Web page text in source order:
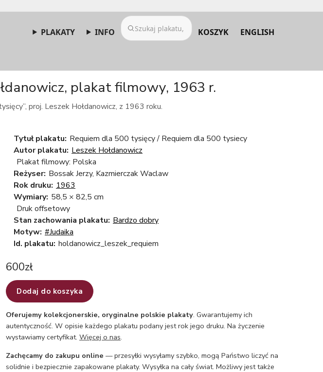
PLAKATY INFO KOSZYK ENGLISH
plakat filmowy, 1963 r.
proj. Leszek Hołdanowicz, z 1963 roku.
Tytuł plakatu: Requiem dla 500 tysięcy / Requiem dla 500 tysiecy
Autor plakatu: Leszek Hołdanowicz
Plakat filmowy: Polska
Reżyser: Bossak Jerzy, Kazmierczak Waclaw
Rok druku: 1963
Wymiary: 58,5 × 82,5 cm
Druk offsetowy
Stan zachowania plakatu: Bardzo dobry
Motyw: #Judaika
Id. plakatu: holdanowicz_leszek_requiem
600zł
Dodaj do koszyka
Oferujemy kolekcjonerskie, oryginalne polskie plakaty. Gwarantujemy ich
autentyczność. W opisie każdego plakatu podany jest rok jego druku. Na życzenie
wystawiamy certyfikat. Więcej o nas.
Zachęcamy do zakupu online — przesyłki wysyłamy szybko, mogą Państwo liczyć na
solidnie i bezpiecznie zapakowane plakaty. Wysyłka na cały świat. Możliwy jest także